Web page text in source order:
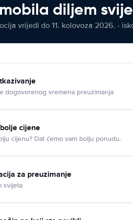
diljem
vrijedi do 11. kolovoza 2026. -
dogovorenog vremena preuzimanja
cijene
cijenu? Dat ćemo vam bolju ponudu.
za preuzimanje
svijeta